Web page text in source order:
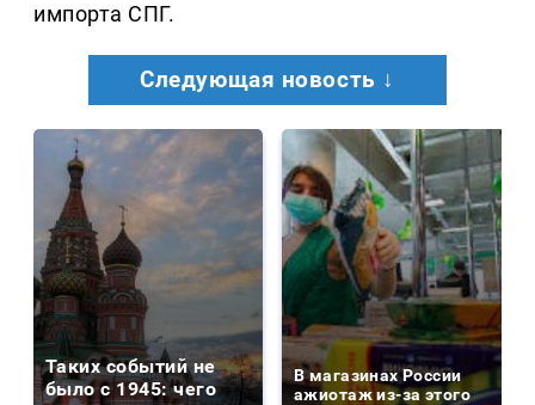
импорта СПГ.
Следующая новость ↓
Таких событий не
было с 1945: чего
В магазинах России
ажиотаж из-за этого